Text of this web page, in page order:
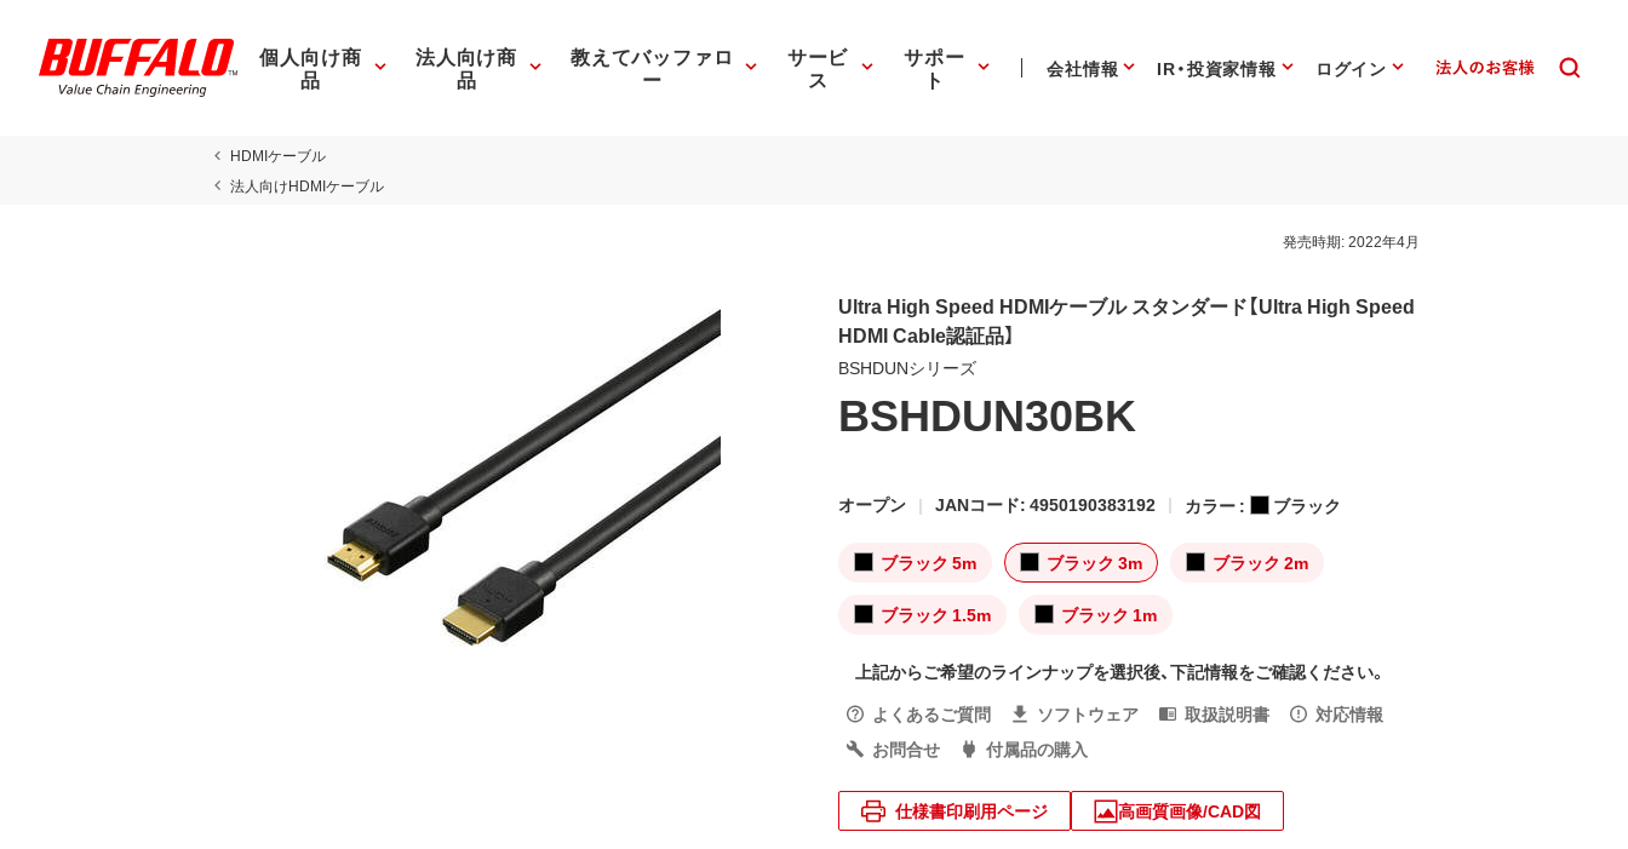
個人向け商
品
法人向け商
品
教えてバッファロ
ー
サービ
ス
サポー
ト 会社情報 IR・投資家情報 ログイン
HDMIケーブル
法人向けHDMIケーブル
発売時期:2022年4月
Ultra High Speed HDMIケーブル スタンダード【Ultra High Speed
HDMI Cable認証品】
BSHDUNシリーズ
BSHDUN30BK
オープン JANコード: 4950190383192 カラー : ブラック
ブラック 5m ブラック 3m ブラック 2m
ブラック 1.5m ブラック 1m
上記からご希望のラインナップを選択後、下記情報をご確認ください。
よくあるご質問
ソフトウェア 取扱説明書
対応情報
お問合せ
付属品の購入
仕様書印刷用ページ 高画質画像/CAD図